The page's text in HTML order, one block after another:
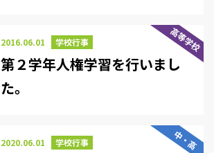
高等学校
2016.06.01 学校行事
第２学年人権学習を行いまし
た。
中・高
2020.06.01 学校行事